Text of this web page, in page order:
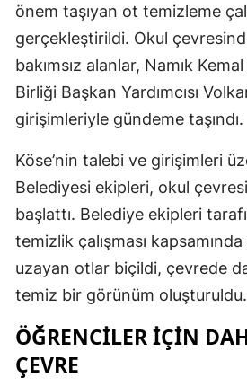
önem taşıyan ot temizleme
gerçekleştirildi. Okul
bakımsız alanlar, Namık
Birliği Başkan Yardımcısı
girişimleriyle gündeme taşındı.
Köse’nin talebi ve girişimleri
Belediyesi ekipleri, okul
başlattı. Belediye ekipleri
temizlik çalışması
uzayan otlar biçildi, çevrede
temiz bir görünüm oluşturuldu.
ÖĞRENCİLER İÇİN
ÇEVRE